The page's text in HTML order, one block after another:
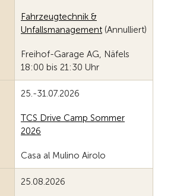
Fahrzeugtechnik &
Unfallsmanagement (Annulliert)
Freihof-Garage AG, Näfels
18:00 bis 21:30 Uhr
25.-31.07.2026
TCS Drive Camp Sommer
2026
Casa al Mulino Airolo
25.08.2026